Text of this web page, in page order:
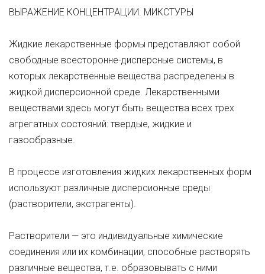
ВЫРАЖЕНИЕ КОНЦЕНТРАЦИИ. МИКСТУРЫ
Жидкие лекарственные формы представляют собой
свободные всесторонне-дисперсные системы, в
которых лекарственные вещества распределены в
жидкой дисперсионной среде. Лекарственными
веществами здесь могут быть вещества всех трех
агрегатных состояний: твердые, жидкие и
газообразные.
В процессе изготовления жидких лекарственных форм
используют различные дисперсионные среды
(растворители, экстрагенты).
Растворители — это индивидуальные химические
соединения или их комбинации, способные растворять
различные вещества, т.е. образовывать с ними